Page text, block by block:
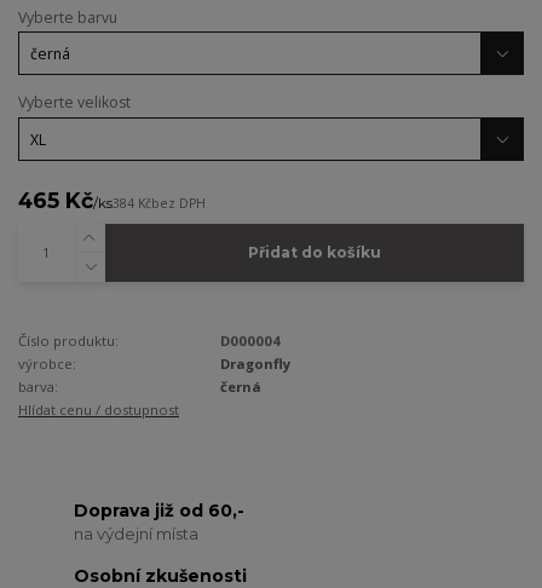
Vyberte barvu
Vyberte velikost
465 Kč/ks384 Kčbez DPH
Přidat do košíku
Číslo produktu:
D000004
výrobce:
Dragonfly
barva:
černá
Hlídat cenu / dostupnost
Doprava již od 60,-
na výdejní místa
Osobní zkušenosti